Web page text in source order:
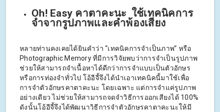
Oh! Easy คาตาคะนะ ใช้เทคนิคการ
จำจากรูปภาพและคำพ้องเสียง
หลายท่านคงเคยได้ยินคำว่า “เทคนิคการจำเป็นภาพ” หรือ
Photographic Memory ที่มีการวิจัยพบว่าการจำเป็นรูปภาพ
ช่วยให้สามารถจำเนื้อหาได้ดีกว่าการจำแบบเป็นตัวอักษร
หรือการท่องจำทั่วไป โอ้อีจี้จึงได้นำเอาเทคนิคนี้มาใช้เพื่อ
การจำตัวอักษรคาตาคะนะ โดยเฉพาะ แต่การจำแค่รูปภาพ
อย่างเดียว ไม่ช่วยให้สามารถจดจำวิธีการออกเสียงได้ 100%
ดังนั้นโอ้อีจี้จึงได้พัฒนาวิธีการจำตัวอักษรคาตาคะนะให้มี